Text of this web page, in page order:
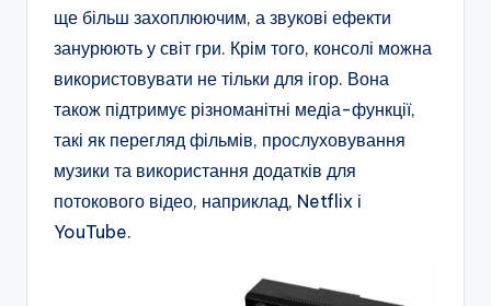
ще більш захоплюючим, а звукові ефекти
занурюють у світ гри. Крім того, консолі можна
використовувати не тільки для ігор. Вона
також підтримує різноманітні медіа-функції,
такі як перегляд фільмів, прослуховування
музики та використання додатків для
потокового відео, наприклад, Netflix і
YouTube.